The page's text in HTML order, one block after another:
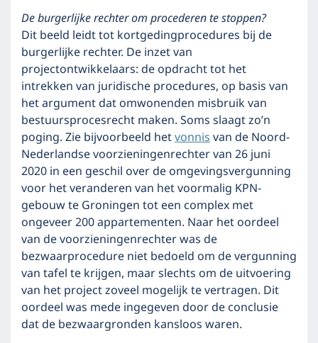
De burgerlijke rechter om procederen te stoppen?
Dit beeld leidt tot kortgedingprocedures bij de
burgerlijke rechter. De inzet van
projectontwikkelaars: de opdracht tot het
intrekken van juridische procedures, op basis van
het argument dat omwonenden misbruik van
bestuursprocesrecht maken. Soms slaagt zo’n
poging. Zie bijvoorbeeld hetvonnisvan de Noord-
Nederlandse voorzieningenrechter van 26 juni
2020 in een geschil over de omgevingsvergunning
voor het veranderen van het voormalig KPN-
gebouw te Groningen tot een complex met
ongeveer 200 appartementen. Naar het oordeel
van de voorzieningenrechter was de
bezwaarprocedure niet bedoeld om de vergunning
van tafel te krijgen, maar slechts om de uitvoering
van het project zoveel mogelijk te vertragen. Dit
oordeel was mede ingegeven door de conclusie
dat de bezwaargronden kansloos waren.